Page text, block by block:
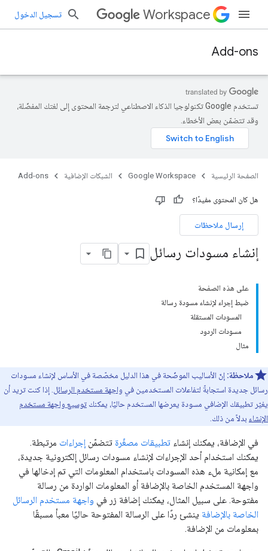
Workspace تسجيل الدخول
Add-ons
تستخدم Google تكنولوجيا الذكاء الاصطناعي لترجمة المحتوى إلى لغتك المفضّلة،
وقد تتضمّن بعض الأخطاء.
الصفحة الرئيسية Google Workspace الشبكات الإضافية Add-ons
هل كان المحتوى مفيدًا؟
إرسال ملاحظات
إنشاء مسودات رسائل
على هذه الصفحة
ضبط إجراء لإنشاء مسودة رسالة
المسودات المستقلة
مسودات الردود
مثال
ملاحظة: إنّ الأساليب الموضّحة في هذا الدليل مخصّصة في الأساس لإنشاء مسودات
رسائل جديدة استجابةً لتفاعلات المستخدمين في واجهة مستخدم الرسائل
. إذا كنت تريد أن
يغيّر تطبيقك الإضافي مسودة يعرضها المستخدم حاليًا، يمكنك توسيع واجهة مستخدم
الإنشاء بدلاً من ذلك.
في الإضافة، يمكنك إنشاء تطبيقات مصغّرة تتضمّن إجراءات مرتبطة.
يمكنك استخدام أحد الإجراءات لإنشاء مسودات رسائل إلكترونية جديدة،
مع إمكانية ملء هذه المسودات باستخدام المعلومات التي تم إدخالها في
واجهة المستخدم الخاصة بالإضافة أو المعلومات الواردة من رسالة
مفتوحة. على سبيل المثال، يمكنك إضافة زر في واجهة مستخدم الرسائل
الخاصة بالإضافة ينشئ ردًا على الرسالة المفتوحة حاليًا معبأ مسبقًا
بمعلومات من الإضافة.